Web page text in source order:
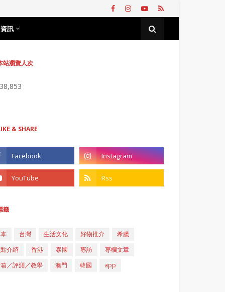
訊
站瀏覽人次
& SHARE
籤
台灣 生活文化 好物推介
希臘
介紹
香港 泰國 專訪
專欄文章
／評測／教學
澳門 韓國 app